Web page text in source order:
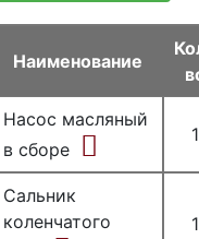
Наименование
Насос масляный
в сборе
1
Сальник
коленчатого
1